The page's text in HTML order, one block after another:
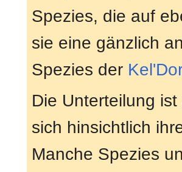
Spezies, die auf
sie eine gänzlich
Spezies der Kel'Dor
Die Unterteilung ist
sich hinsichtlich
Manche Spezies